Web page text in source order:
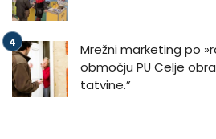
Mrežni marketing po
območju PU Celje
tatvine.”